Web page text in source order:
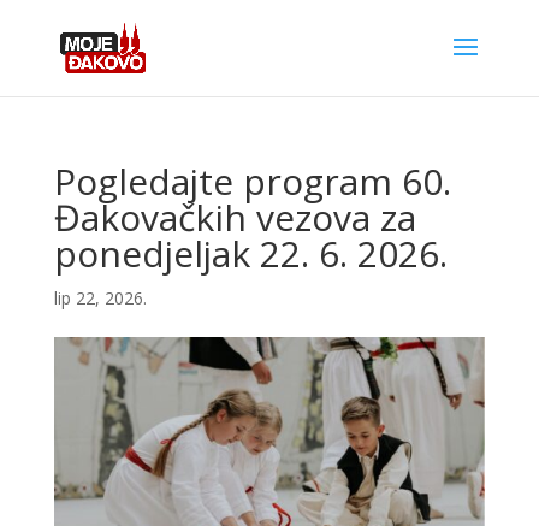
Pogledajte program 60.
Đakovačkih vezova za
ponedjeljak 22. 6. 2026.
lip 22, 2026.